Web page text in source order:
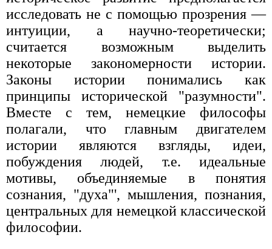
исследовать не с помощью прозрения —
интуиции, а научно-теоретически;
считается возможным выделить
некоторые закономерности истории.
Законы истории понимались как
принципы исторической "разумности".
Вместе с тем, немецкие философы
полагали, что главным двигателем
истории являются взгляды, идеи,
побуждения людей, т.е. идеальные
мотивы, объединяемые в понятия
сознания, "духа"', мышления, познания,
центральных для немецкой классической
философии.